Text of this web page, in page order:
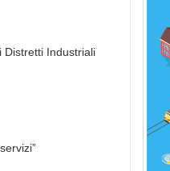
Distretti Industriali